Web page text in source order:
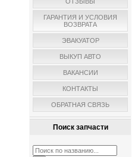
ГАРАНТИЯ И УСЛОВИЯ
ВОЗВРАТА
ЭВАКУАТОР
ВЫКУП АВТО
ВАКАНСИИ
КОНТАКТЫ
ОБРАТНАЯ СВЯЗЬ
Поиск запчасти